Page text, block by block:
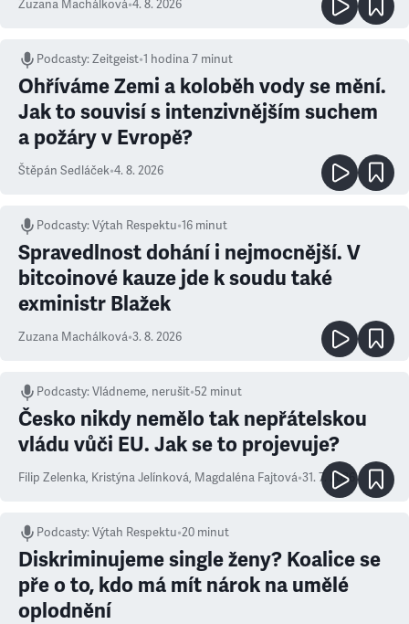
Zuzana Machálková•4. 8. 2026
Podcasty:Zeitgeist•1 hodina 7 minut
Ohříváme Zemi a koloběh vody se mění.
Jak to souvisí s intenzivnějším suchem
a požáry v Evropě?
Štěpán Sedláček•4. 8. 2026
Podcasty:Výtah Respektu•16 minut
Spravedlnost dohání i nejmocnější. V
bitcoinové kauze jde k soudu také
exministr Blažek
Zuzana Machálková•3. 8. 2026
Podcasty:Vládneme, nerušit•52 minut
Česko nikdy nemělo tak nepřátelskou
vládu vůči EU. Jak se to projevuje?
Filip Zelenka, Kristýna Jelínková, Magdaléna Fajtová•31. 7. 2026
Podcasty:Výtah Respektu•20 minut
Diskriminujeme single ženy? Koalice se
pře o to, kdo má mít nárok na umělé
oplodnění